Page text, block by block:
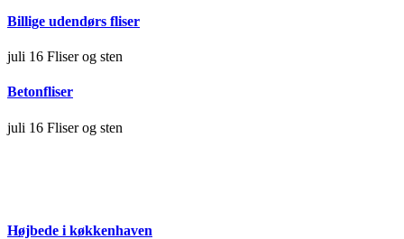
Billige udendørs fliser
juli 16 Fliser og sten
Betonfliser
juli 16 Fliser og sten
Højbede i køkkenhaven